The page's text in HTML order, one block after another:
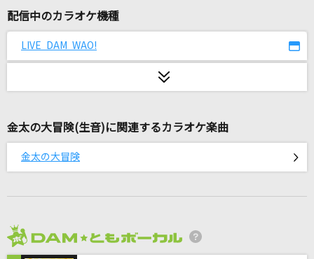
残酷な天使のテーゼ
[生音]DESIRE～情熱～
You & I
倉木麻衣
[生音]女の荒波
Nighthawks
配信中のカラオケ機種
LIVE DAM WAO!
金太の大冒険(生音)に関連するカラオケ楽曲
金太の大冒険